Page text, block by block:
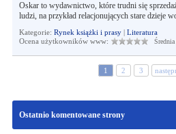
Oskar to wydawnictwo, które trudni się
ludzi, na przykład relacjonujących stare dzieje
Kategorie: Rynek książki i prasy| Literatura
Ocena użytkowników www:
Średnia
1 2 3
Ostatnio komentowane strony